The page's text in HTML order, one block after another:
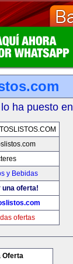
ha puesto
y Bebidas
una oferta!
ofertas
Oferta